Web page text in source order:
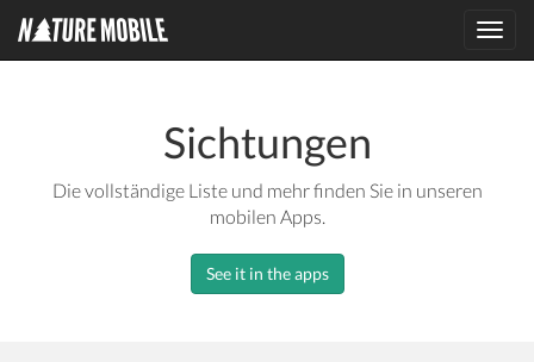
Sichtungen
Die vollständige Liste und mehr finden Sie in unseren
mobilen Apps.
See it in the apps